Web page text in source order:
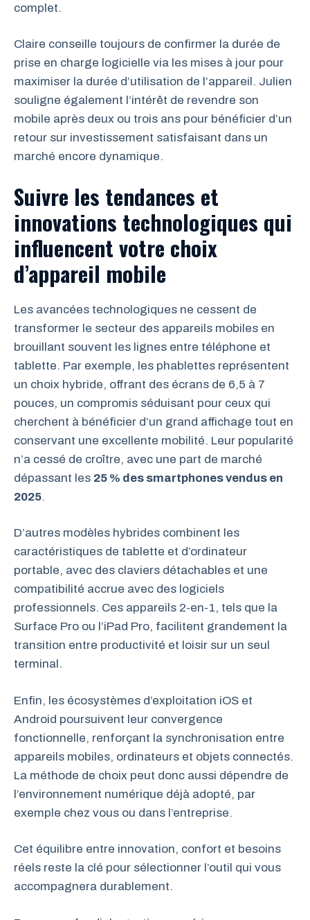
complet.
Claire conseille toujours de confirmer la durée de
prise en charge logicielle via les mises à jour pour
maximiser la durée d’utilisation de l’appareil. Julien
souligne également l’intérêt de revendre son
mobile après deux ou trois ans pour bénéficier d’un
retour sur investissement satisfaisant dans un
marché encore dynamique.
Suivre les tendances et
innovations technologiques qui
influencent votre choix
d’appareil mobile
Les avancées technologiques ne cessent de
transformer le secteur des appareils mobiles en
brouillant souvent les lignes entre téléphone et
tablette. Par exemple, les phablettes représentent
un choix hybride, offrant des écrans de 6,5 à 7
pouces, un compromis séduisant pour ceux qui
cherchent à bénéficier d’un grand affichage tout en
conservant une excellente mobilité. Leur popularité
n’a cessé de croître, avec une part de marché
dépassant les 25 % des smartphones vendus en
2025.
D’autres modèles hybrides combinent les
caractéristiques de tablette et d’ordinateur
portable, avec des claviers détachables et une
compatibilité accrue avec des logiciels
professionnels. Ces appareils 2-en-1, tels que la
Surface Pro ou l’iPad Pro, facilitent grandement la
transition entre productivité et loisir sur un seul
terminal.
Enfin, les écosystèmes d’exploitation iOS et
Android poursuivent leur convergence
fonctionnelle, renforçant la synchronisation entre
appareils mobiles, ordinateurs et objets connectés.
La méthode de choix peut donc aussi dépendre de
l’environnement numérique déjà adopté, par
exemple chez vous ou dans l’entreprise.
Cet équilibre entre innovation, confort et besoins
réels reste la clé pour sélectionner l’outil qui vous
accompagnera durablement.